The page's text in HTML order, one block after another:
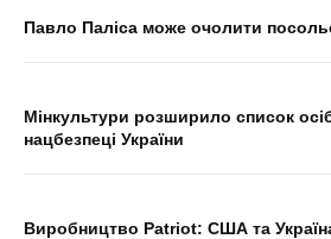
Павло Паліса може очолити
Мінкультури розширило список
нацбезпеці України
Виробництво Patriot: США та